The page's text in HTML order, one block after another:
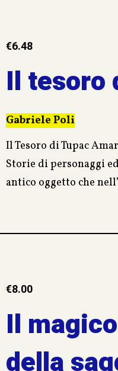
Il tesoro
€6.48
Gabriele Poli
Il Tesoro di Tupac
Storie di personaggi
antico oggetto che
anche di imprevisti.
Il
della
€8.00